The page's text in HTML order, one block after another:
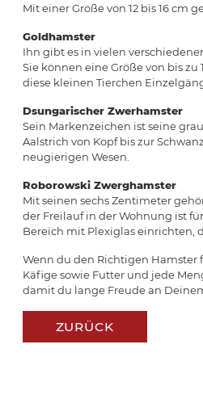
Mit einer Größe von 12 bis 16 cm
Goldhamster
Ihn gibt es in vielen
Sie können eine Größe von bis
diese kleinen Tierchen
Dsungarischer Zwerhamster
Sein Markenzeichen ist seine
Aalstrich von Kopf bis zur
neugierigen Wesen.
Roborowski Zwerghamster
Mit seinen sechs Zentimeter
der Freilauf in der Wohnung ist
Bereich mit Plexiglas einrichten,
Wenn du den Richtigen Hamster
Käfige sowie Futter und jede
damit du lange Freude an
ZURÜCK